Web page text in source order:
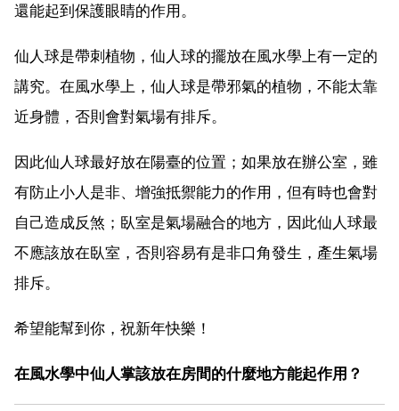
還能起到保護眼睛的作用。
仙人球是帶刺植物，仙人球的擺放在風水學上有一定的
講究。在風水學上，仙人球是帶邪氣的植物，不能太靠
近身體，否則會對氣場有排斥。
因此仙人球最好放在陽臺的位置；如果放在辦公室，雖
有防止小人是非、增強抵禦能力的作用，但有時也會對
自己造成反煞；臥室是氣場融合的地方，因此仙人球最
不應該放在臥室，否則容易有是非口角發生，產生氣場
排斥。
希望能幫到你，祝新年快樂！
在風水學中仙人掌該放在房間的什麼地方能起作用？